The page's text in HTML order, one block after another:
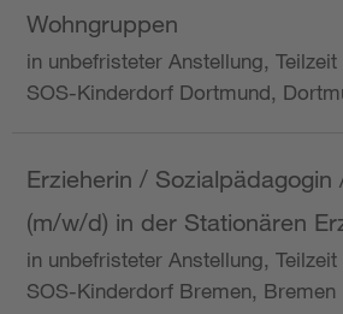
Wohngruppen
in unbefristeter Anstellung, Teilzeit
SOS-Kinderdorf Dortmund,
Erzieherin / Sozialpädagogin
(m/w/d) in der Stationären
in unbefristeter Anstellung,
SOS-Kinderdorf Bremen, Bremen